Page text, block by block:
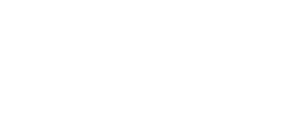
«ВЕСТИ»)